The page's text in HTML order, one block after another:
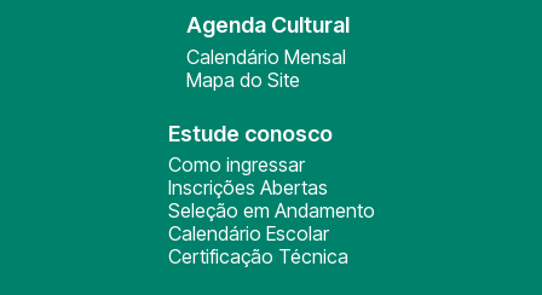
Agenda Cultural
Calendário Mensal
Mapa do Site
Estude conosco
Como ingressar
Inscrições Abertas
Seleção em Andamento
Calendário Escolar
Certificação Técnica